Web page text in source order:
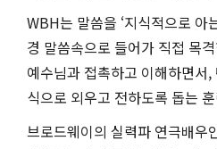
WBH는 말씀을 ‘지식적으로 아
경 말씀속으로 들어가 직접 목
예수님과 접촉하고 이해하면서
식으로 외우고 전하도록 돕는
브로드웨이의 실력파 연극배